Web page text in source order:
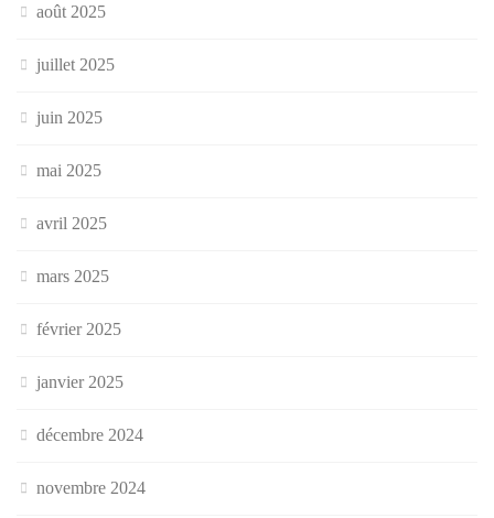
août 2025
juillet 2025
juin 2025
mai 2025
avril 2025
mars 2025
février 2025
janvier 2025
décembre 2024
novembre 2024